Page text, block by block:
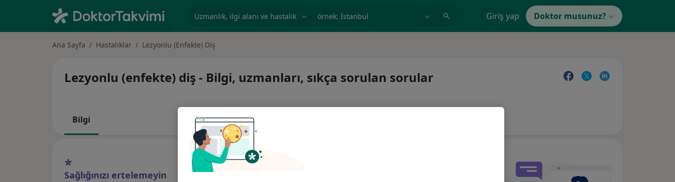
örnek: İstanbul Giriş yap Doktor musunuz?
Ana Sayfa Hastalıklar Lezyonlu (Enfekte) Diş
Lezyonlu (enfekte) diş - Bilgi, uzmanları, sıkça sorulan sorular
Bilgi
Sağlığınızı ertelemeyin